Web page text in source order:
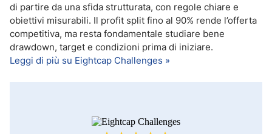
di partire da una sfida strutturata, con regole chiare e
obiettivi misurabili. Il profit split fino al 90% rende l’offerta
competitiva, ma resta fondamentale studiare bene
drawdown, target e condizioni prima di iniziare.
Leggi di più su Eightcap Challenges »